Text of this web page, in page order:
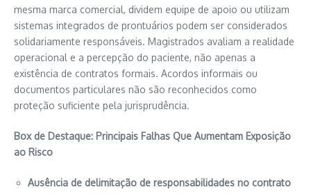
mesma marca comercial, dividem equipe de apoio ou utilizam
sistemas integrados de prontuários podem ser considerados
solidariamente responsáveis. Magistrados avaliam a realidade
operacional e a percepção do paciente, não apenas a
existência de contratos formais. Acordos informais ou
documentos particulares não são reconhecidos como
proteção suficiente pela jurisprudência.
Box de Destaque: Principais Falhas Que Aumentam Exposição
ao Risco
Ausência de delimitação de responsabilidades no contrato